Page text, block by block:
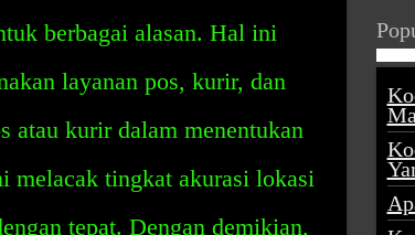
berbagai alasan. Hal ini
layanan pos, kurir, dan
atau kurir dalam menentukan
melacak tingkat akurasi lokasi
tepat. Dengan demikian,